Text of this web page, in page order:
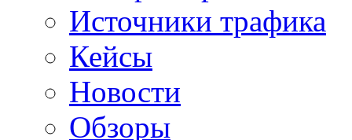
Источники трафика
Кейсы
Новости
Обзоры